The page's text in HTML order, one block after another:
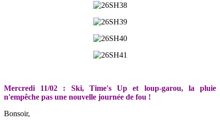
Mercredi 11/02 : Ski, Time's Up et loup-garou, la pluie
n'empêche pas une nouvelle journée de fou !
Bonsoir,